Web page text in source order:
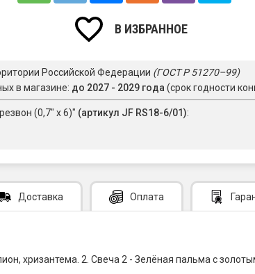
В ИЗБРАННОЕ
Российской Федерации (ГОСТ Р 51270–99)
в магазине: до 2027 - 2029 года(срок годности
(0,7" х 6)" (артикул JF RS18-6/01):
Доставка Оплата
хризантема. 2. Свеча 2 - Зелёная пальма с